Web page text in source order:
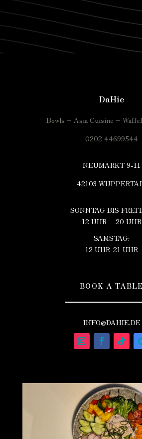
DaHie
Bowls – Asia Cuisine –
0202 44699544
NEUMARKT 9-11
42103
SONNTAG BIS
12 UHR – 20 UHR
SAMSTAG:
12 UHR-21 UHR
BOOK A TABLE
INFO@DAHIE.DE